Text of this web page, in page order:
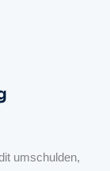
umschulden,